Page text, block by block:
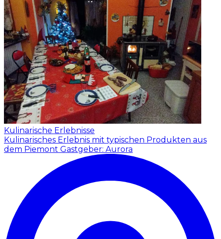
Kulinarische Erlebnisse
Kulinarisches Erlebnis mit typischen Produkten aus
dem Piemont Gastgeber: Aurora